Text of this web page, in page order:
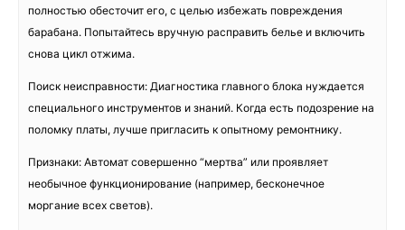
полностью обесточит его, с целью избежать повреждения
барабана. Попытайтесь вручную расправить белье и включить
снова цикл отжима.
Поиск неисправности: Диагностика главного блока нуждается
специального инструментов и знаний. Когда есть подозрение на
поломку платы, лучше пригласить к опытному ремонтнику.
Признаки: Автомат совершенно “мертва” или проявляет
необычное функционирование (например, бесконечное
моргание всех светов).